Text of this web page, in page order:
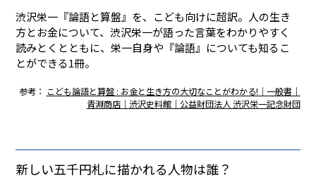
渋沢栄一『論語と算盤』を、こども向けに超訳。人の生き
方とお金について、渋沢栄一が語った言葉をわかりやすく
読みとくとともに、栄一自身や『論語』についても知るこ
とができる1冊。
参考： こども論語と算盤 : お金と生き方の大切なことがわかる!｜一般書｜
青淵商店｜渋沢史料館｜公益財団法人 渋沢栄一記念財団
新しい五千円札に描かれる人物は誰？